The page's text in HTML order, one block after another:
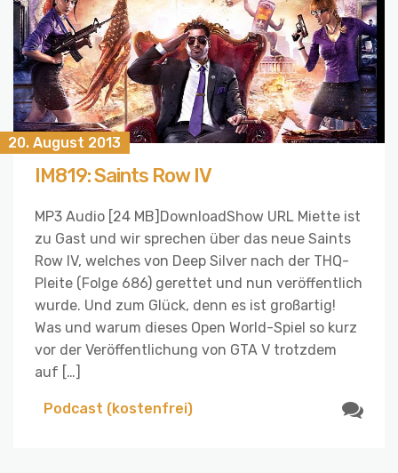
20. August 2013
IM819: Saints Row IV
MP3 Audio [24 MB]DownloadShow URL Miette ist
zu Gast und wir sprechen über das neue Saints
Row IV, welches von Deep Silver nach der THQ-
Pleite (Folge 686) gerettet und nun veröffentlich
wurde. Und zum Glück, denn es ist großartig!
Was und warum dieses Open World-Spiel so kurz
vor der Veröffentlichung von GTA V trotzdem
auf […]
Podcast (kostenfrei)